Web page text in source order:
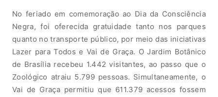
No feriado em comemoração ao Dia da Consciência
Negra, foi oferecida gratuidade tanto nos parques
quanto no transporte público, por meio das iniciativas
Lazer para Todose Vaide Graça. OJardim Botânico
de Brasília recebeu 1.442 visitantes, ao passo que o
Zoológico atraiu 5.799 pessoas. Simultaneamente, o
Vai de Graça permitiuque 611.379 acessos fossem